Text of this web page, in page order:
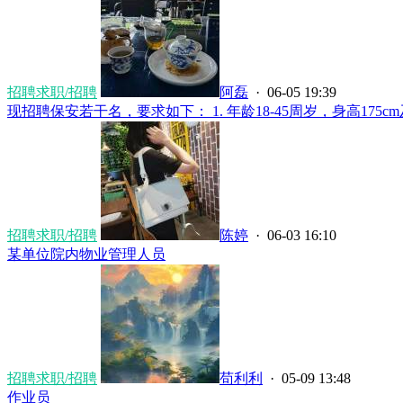
招聘求职/招聘 阿磊 · 06-05 19:39
现招聘保安若干名，要求如下： 1. 年龄18-45周岁，身高175cm
招聘求职/招聘 陈婷 · 06-03 16:10
某单位院内物业管理人员
招聘求职/招聘 苟利利
· 05-09 13:48
作业员